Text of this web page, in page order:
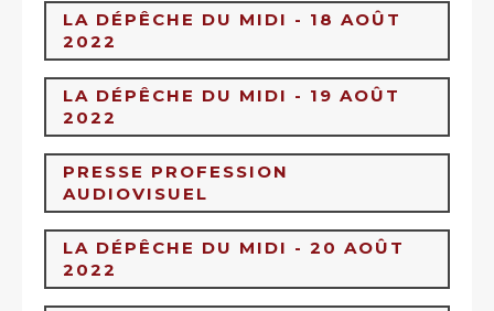
CES CHRONIQUES VAGABONDES
PEUVENT ÊTRE ÉCOUTÉES SURLE
SITE DE LA RADIO
VOIR L'ARTICLE EN LIGNE
LA DÉPÊCHE DU MIDI - 18 AOÛT
2022
LA DÉPÊCHE DU MIDI - 19 AOÛT
2022
PRESSE PROFESSION
AUDIOVISUEL
LA DÉPÊCHE DU MIDI - 20 AOÛT
2022